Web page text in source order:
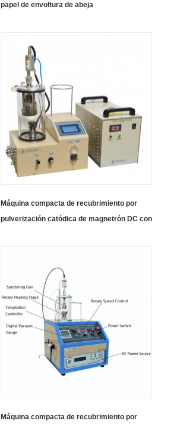
papel de envoltura de abeja
Máquina compacta de recubrimiento por
pulverización catódica de magnetrón DC con
Máquina compacta de recubrimiento por